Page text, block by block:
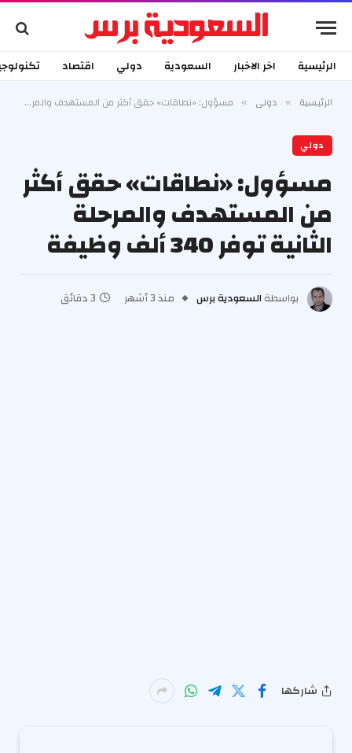
الرئيسية اخر الاخبار السعودية دولي اقتصاد
الرئيسية » دولي » مسؤول: «نطاقات» حقق أكثر من المستهدف والمرحلة الثانية توفر 340 ألف وظيفة
دولي
مسؤول: «نطاقات» حقق أكثر
من المستهدف والمرحلة
الثانية توفر 340 ألف وظيفة
بواسطة السعودية برس منذ 3 أشهر 3 دقائق
شاركها